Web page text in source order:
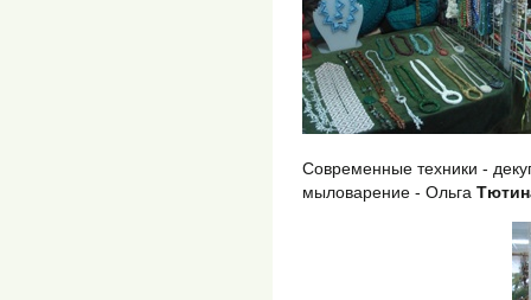
Современные техники -
мыловарение - Ольга